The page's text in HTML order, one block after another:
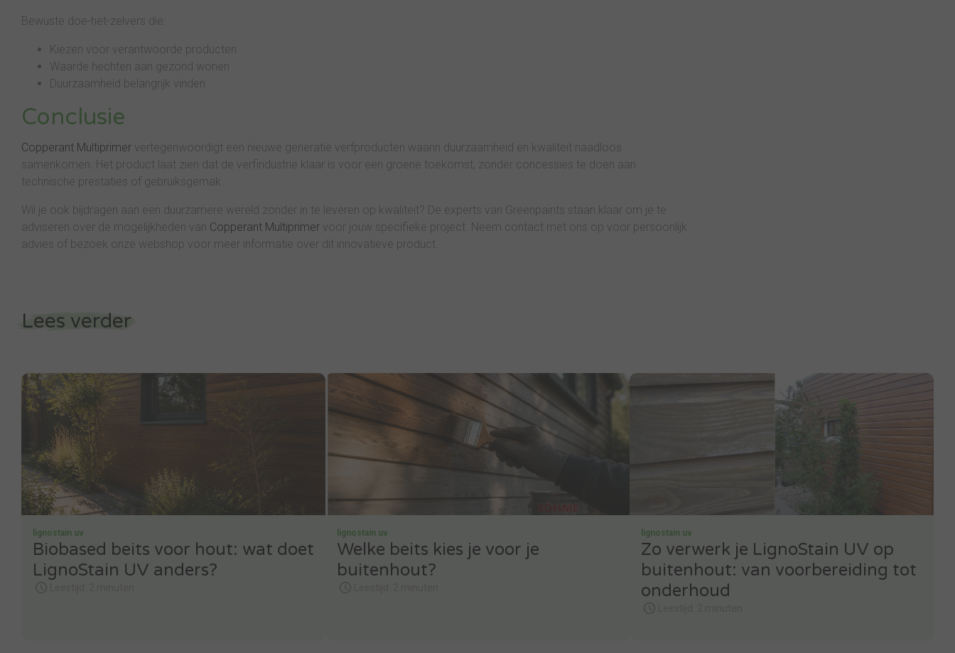
Bewuste doe-het-zelvers die:
Kiezen voor verantwoorde producten
Waarde hechten aan gezond wonen
Duurzaamheid belangrijk vinden
Conclusie
Copperant Multiprimer vertegenwoordigt een nieuwe generatie verfproducten waarin duurzaamheid en kwaliteit naadloos
samenkomen. Het product laat zien dat de verfindustrie klaar is voor een groene toekomst, zonder concessies te doen aan
technische prestaties of gebruiksgemak.
Wil je ook bijdragen aan een duurzamere wereld zonder in te leveren op kwaliteit? De experts van Greenpaints staan klaar om je te
adviseren over de mogelijkheden van Copperant Multiprimer voor jouw specifieke project. Neem contact met ons op voor persoonlijk
advies of bezoek onze webshop voor meer informatie over dit innovatieve product.
Lees verder
lignostain uv
Biobased beits voor hout: wat doet
LignoStain UV anders?
lignostain uv
Welke beits kies je voor je
buitenhout?
lignostain uv
Zo verwerk je LignoStain UV op
buitenhout: van voorbereiding tot
onderhoud